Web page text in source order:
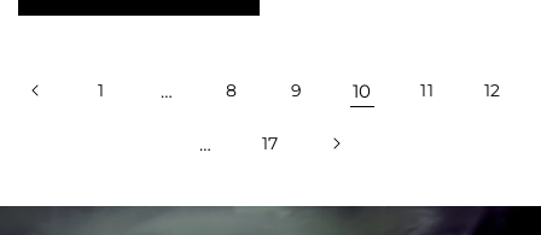
1 … 8 9 10 11 12
… 17